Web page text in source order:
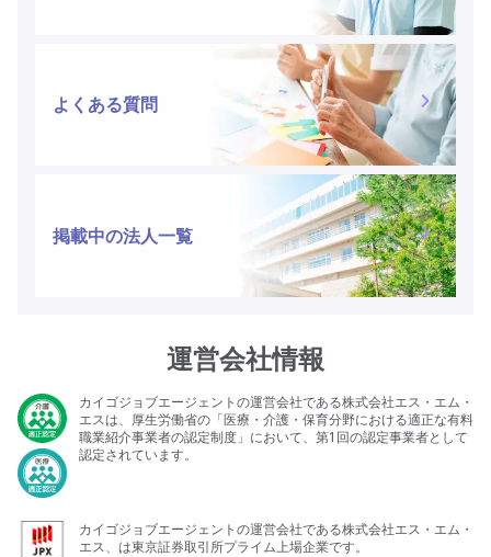
よくある質問
掲載中の法人一覧
運営会社情報
カイゴジョブエージェントの運営会社である株式会社エス・エム・
エスは、厚生労働省の「医療・介護・保育分野における適正な有料
職業紹介事業者の認定制度」において、第1回の認定事業者として
認定されています。
カイゴジョブエージェントの運営会社である株式会社エス・エム・
エス、は東京証券取引所プライム上場企業です。